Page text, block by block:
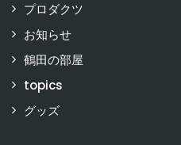
プロダクツ
お知らせ
鶴田の部屋
topics
グッズ